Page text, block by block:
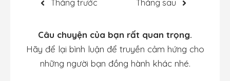
Tháng trước Tháng sau
Câu chuyện của bạn rất quan trọng.
Hãy để lại bình luận để truyền cảm hứng cho
những người bạn đồng hành khác nhé.